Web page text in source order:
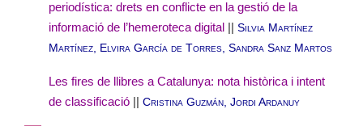
periodística: drets en conflicte en la gestió de la
informació de l’hemeroteca digital
Silvia Martínez
Martínez, Elvira García de Torres, Sandra Sanz Martos
Les fires de llibres a Catalunya: nota històrica i intent
de classificació
Cristina Guzmán, Jordi Ardanuy